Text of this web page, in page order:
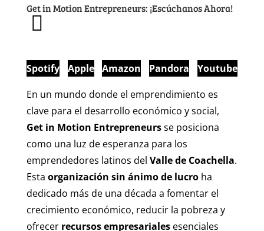
Get in Motion Entrepreneurs: ¡Escúchanos Ahora!
Spotify Apple Amazon Pandora
Youtube
En un mundo donde el emprendimiento es
clave para el desarrollo económico y social,
Get in Motion Entrepreneursse posiciona
como una luz de esperanza para los
emprendedores latinos del Valle de Coachella.
Esta organización sin ánimo de lucroha
dedicado más de una década a fomentar el
crecimiento económico, reducir la pobreza y
ofrecer recursos empresarialesesenciales